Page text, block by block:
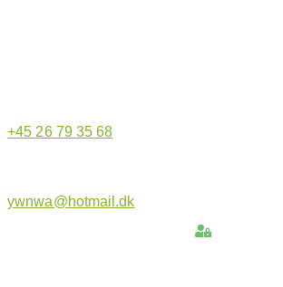
+45 26 79 35 68
ywnwa@hotmail.dk